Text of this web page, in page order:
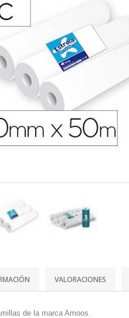
VALORACIONES
de la marca Amoos.